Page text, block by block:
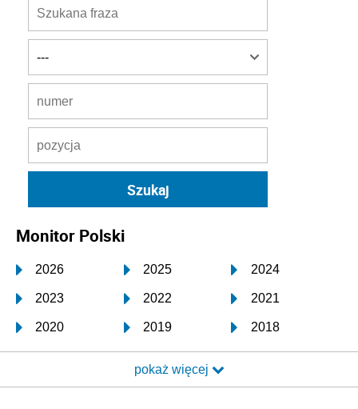
Monitor Polski
2026 2025 2024
2023 2022 2021
2020 2019 2018
2017 2016 2015
2014 2013 2012
pokaż więcej